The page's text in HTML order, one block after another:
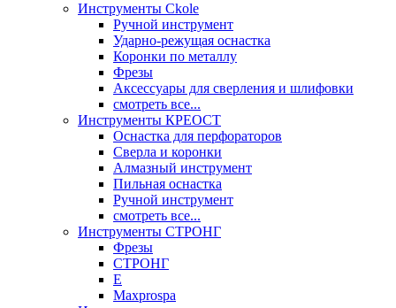
Инструменты Ckole
Ручной инструмент
Ударно‑режущая оснастка
Коронки по металлу
Фрезы
Аксессуары для сверления и шлифовки
смотреть все...
Инструменты КРЕОСТ
Оснастка для перфораторов
Сверла и коронки
Алмазный инструмент
Пильная оснастка
Ручной инструмент
смотреть все...
Инструменты СТРОНГ
Фрезы
СТРОНГ
Е
Maxprospa